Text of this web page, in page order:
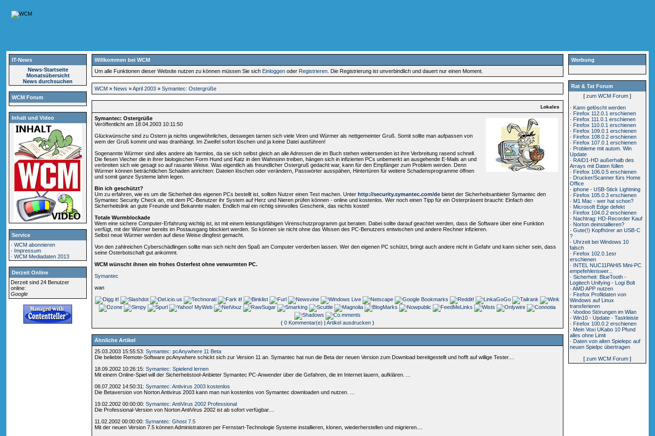
IT-News
News-Startseite
Monatsübersicht
News durchsuchen
WCM Forum
Inhalt und Video
Service
·WCM abonnieren
· Impressum
·WCM Mediadaten 2013
Derzeit Online
Derzeit sind 24 Benutzer
online:
Google
Werbung
Rat & Tat Forum
[ zum WCM Forum]
· Kann gelöscht werden
· Firefox 112.0.1 erschienen
· Firefox 111.0.1 erschienen
· Firefox 110.0.1 erschienen
· Firefox 109.0.1 erschienen
· Firefox 108.0.2 erschienen
· Firefox 107.0.1 erschienen
· Probleme mit autom. Win
Update
· RAID1-HD außerhalb des
Arrays mit Daten füllen
· Firefox 106.0.5 erschienen
· Drucker/Scanner fürs Home
Office
·iphone - USB-Stick Lightning
· Firefox 105.0.3 erschienen
· M1 Mac - wer hat schon?
· Microsoft Edge defekt
· Firefox 104.0.2 erschienen
· Nachtrag: HD-Recorder Kauf
· Norton deinstallieren?
·Gute(!) Kopfhörer an USB-C
?
·Uhrzeit bei Windows 10
falsch
· Firefox 102.0.1esr
erschienen
· INTEL NUC11PAHI5 Mini-PC
empefehlenswer...
·Sicherheit: BlueTooth -
Logitech Unifying - Logi Bolt
·AMD APP nutzen
· Firefox Profildaten von
Windows auf Linux
transferieren
·Voodoo Störungen im Wlan
·Win10 - Update - Taskleiste
· Firefox 100.0.2 erschienen
· Mein Voxi UKabo 10 Pfund
alles ohne Limit
· Daten von alten Spielepc auf
neuen Spielpc übertragen
[ zum WCM Forum]
Willkommen bei WCM
Um alle Funktionen dieser Website nutzen zu können müssen Sie sich Einloggen oder Registrieren . Die Registrierung ist unverbindlich und dauert nur einen Moment.
WCM » News »April 2003 »Symantec: Ostergrüße
Lokales
Symantec: Ostergrüße
Veröffentlicht am 18.04.2003 10:11:50
Glückwünsche sind zu Ostern ja nichts ungewöhnliches, deswegen tarnen sich viele Viren und Würmer als nettgemeinter Gruß. Somit sollte man aufpassen von
wem der Gruß kommt und was dranhängt. Im Zweifel sofort löschen und ja keine Datei ausführen!
Sogenannte Würmer sind alles andere als harmlos, da sie sich selbst gleich an alle Adressen die im Buch stehen weitersenden ist ihre Verbreitung rasend schnell.
Die fiesen Viecher die in ihrer biologischen Form Hund und Katz in den Wahnsinn treiben, hängen sich in infizierten PCs unbemerkt an ausgehende E-Mails an und
verbreiten sich wie gesagt so auf rasante Weise. Was eigentlich als freundlicher Ostergruß gedacht war, kann für den Empfänger zum Problem werden. Denn
Würmer können beträchtlichen Schaden anrichten: Dateien löschen oder verändern, Passwörter ausspähen, Hintertüren für weitere Schadensprogramme öffnen
und somit ganze Systeme lahm legen.
Bin ich geschützt?
Um zu erfahren, wie es um die Sicherheit des eigenen PCs bestellt ist, sollten Nutzer einen Test machen. Unter http://security.symantec.com/de bietet der Sicherheitsanbieter Symantec den
Symantec Security Check an, mit dem PC-Benutzer ihr System auf Herz und Nieren prüfen können - online und kostenlos. Wer noch einen Tipp für ein Osterpräsent braucht: Einfach den
Sicherheitslink an gute Freunde und Bekannte mailen. Endlich mal ein richtig sinnvolles Geschenk, das nichts kostet!
Totale Wurmblockade
Wem eine sichere Computer-Erfahrung wichtig ist, ist mit einem leistungsfähigen Virenschutzprogramm gut beraten. Dabei sollte darauf geachtet werden, dass die Software über eine Funktion
verfügt, mit der Würmer bereits im Postausgang blockiert werden. So können sie nicht ohne das Wissen des PC-Benutzers entwischen und andere Rechner infizieren.
Selbst neue Würmer werden auf diese Weise dingfest gemacht.
Von den zahlreichen Cyberschädlingen sollte man sich nicht den Spaß am Computer verderben lassen. Wer den eigenen PC schützt, bringt auch andere nicht in Gefahr und kann sicher sein, dass
seine Osterbotschaft gut ankommt.
WCM wünscht ihnen ein frohes Osterfest ohne verwurmten PC.
Symantec
wan
( 0 Kommentar(e) Artikel ausdrucken)
Ähnliche Artikel
25.03.2003 15:55:53:Symantec: pcAnywhere 11 Beta
Die beliebte Remote-Software pcAnywhere schickt sich zur Version 11 an. Symantec hat nun die Beta der neuen Version zum Download bereitgestellt und hofft auf willige Tester....
18.09.2002 10:26:15:Symantec: Spielend lernen
Mit einem Online-Spiel will der Sicherheitstool-Anbieter Symantec PC-Anwender über die Gefahren, die im Internet lauern, aufklären. ...
08.07.2002 14:50:31:Symantec: Antivirus 2003 kostenlos
Die Betaversion von Norton Antivirus 2003 kann man nun kostenlos von Symantec downloaden und nutzen. ...
19.02.2002 00:00:00:Symantec: AntiVirus 2002 Professional
Die Professional-Version von Norton AntiVirus 2002 ist ab sofort verfügbar....
11.02.2002 00:00:00:Symantec: Ghost 7.5
Mit der neuen Version 7.5 können Administratoren per Fernstart-Technologie Systeme installieren, klonen, wiederherstellen und migrieren....